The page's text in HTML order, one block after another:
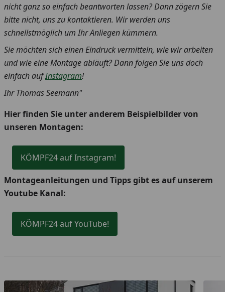
nicht ganz so einfach beantworten lassen? Dann zögern Sie
bitte nicht, uns zu kontaktieren. Wir werden uns
schnellstmöglich um Ihr Anliegen kümmern.
Sie möchten sich einen Eindruck vermitteln, wie wir arbeiten
und wie eine Montage abläuft? Dann folgen Sie uns doch
einfach aufInstagram!
Ihr Thomas Seemann"
Hier finden Sie unter anderem Beispielbilder von
unseren Montagen:
KÖMPF24 auf Instagram!
Montageanleitungen und Tipps gibt es auf unserem
Youtube Kanal:
KÖMPF24 auf YouTube!